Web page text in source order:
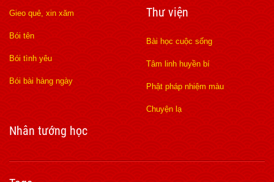
Gieo quẻ, xin xăm
Bói tên
Bói tình yêu
Bói bài hàng ngày
Thư viện
Bài học cuộc sống
Tâm linh huyền bí
Phật pháp nhiệm màu
Chuyện lạ
Nhân tướng học